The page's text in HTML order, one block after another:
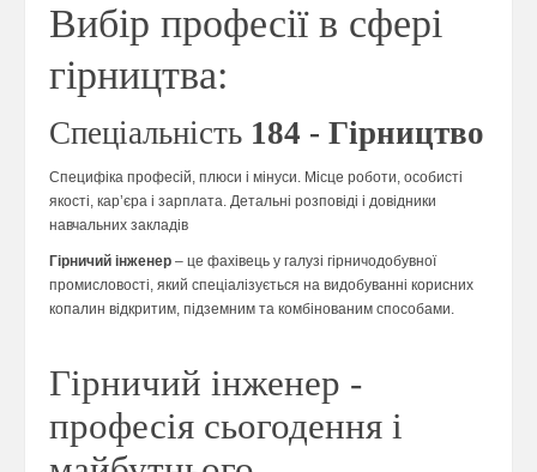
Вибір професії в сфері
гірництва:
Спеціальність 184 - Гірництво
Специфіка професій, плюси і мінуси. Місце роботи, особисті
якості, кар’єра і зарплата. Детальні розповіді і довідники
навчальних закладів
Гірничий інженер – це фахівець у галузі гірничодобувної
промисловості, який спеціалізується на видобуванні корисних
копалин відкритим, підземним та комбінованим способами.
Гірничий інженер -
професія сьогодення і